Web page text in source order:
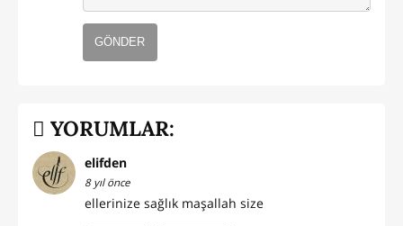
GÖNDER
YORUMLAR:
elifden
8 yıl önce
ellerinize sağlık maşallah size